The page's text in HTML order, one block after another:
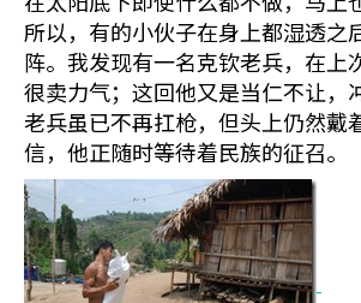
所以，有的小伙子在身上都湿透之
阵。我发现有一名克钦老兵，在上
很卖力气；这回他又是当仁不让，
老兵虽已不再扛枪，但头上仍然戴
信，他正随时等待着民族的征召。